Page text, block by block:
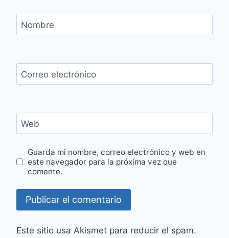
Nombre
Correo electrónico
Web
Guarda mi nombre, correo electrónico y web en
este navegador para la próxima vez que
comente.
Este sitio usa Akismet para reducir el spam.